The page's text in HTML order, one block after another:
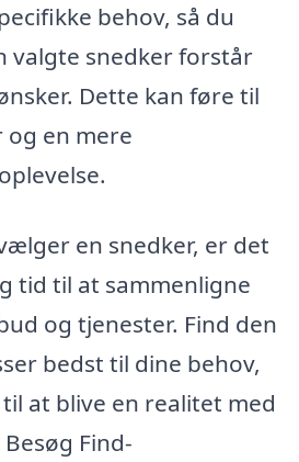
behov, så du
valgte snedker forstår
Dette kan føre til
en mere
en snedker, er det
tid til at sammenligne
og tjenester. Find den
bedst til dine behov,
at blive en realitet med
Find-